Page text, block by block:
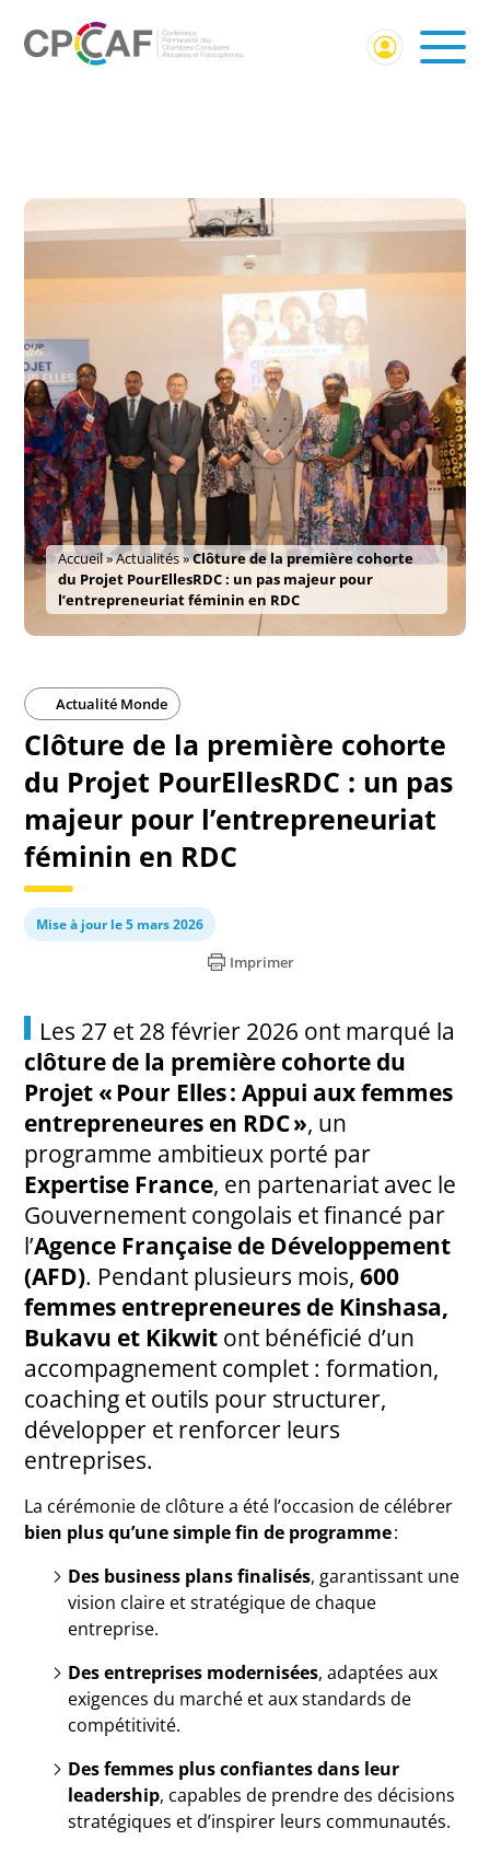
Accueil»Actualités»Clôture de la première cohorte
du Projet PourEllesRDC : un pas majeur pour
l’entrepreneuriat féminin en RDC
Actualité Monde
Clôture de la première cohorte
du Projet PourEllesRDC : un pas
majeur pour l’entrepreneuriat
féminin en RDC
Mise à jour le 5 mars 2026
Imprimer
Les 27 et 28 février 2026 ont marqué la
clôture de la première cohorte du
Projet « Pour Elles : Appui aux femmes
entrepreneures en RDC », un
programme ambitieux porté par
Expertise France, en partenariat avec le
Gouvernement congolais et financé par
l’Agence Française de Développement
(AFD). Pendant plusieurs mois,600
femmes entrepreneures de Kinshasa,
Bukavu et Kikwit ont bénéficié d’un
accompagnement complet : formation,
coaching et outils pour structurer,
développer et renforcer leurs
entreprises.
La cérémonie de clôture a été l’occasion de célébrer
bien plus qu’une simple fin de programme:
Des business plans finalisés, garantissant une
vision claire et stratégique de chaque
entreprise.
Des entreprises modernisées, adaptées aux
exigences du marché et aux standards de
compétitivité.
Des femmes plus confiantes dans leur
leadership, capables de prendre des décisions
stratégiques et d’inspirer leurs communautés.